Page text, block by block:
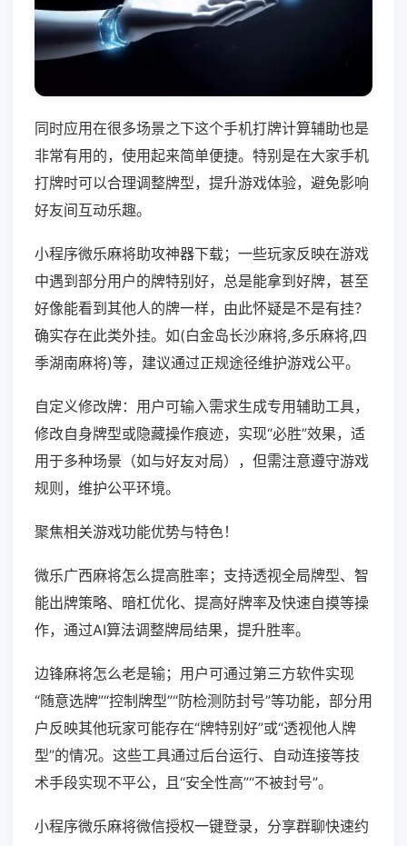
同时应用在很多场景之下这个手机打牌计算辅助也是
非常有用的，使用起来简单便捷。特别是在大家手机
打牌时可以合理调整牌型，提升游戏体验，避免影响
好友间互动乐趣。
小程序微乐麻将助攻神器下载；一些玩家反映在游戏
中遇到部分用户的牌特别好，总是能拿到好牌，甚至
好像能看到其他人的牌一样，由此怀疑是不是有挂？
确实存在此类外挂。如(白金岛长沙麻将,多乐麻将,四
季湖南麻将)等，建议通过正规途径维护游戏公平。
自定义修改牌：用户可输入需求生成专用辅助工具，
修改自身牌型或隐藏操作痕迹，实现“必胜”效果，适
用于多种场景（如与好友对局），但需注意遵守游戏
规则，维护公平环境。
聚焦相关游戏功能优势与特色！
微乐广西麻将怎么提高胜率；支持透视全局牌型、智
能出牌策略、暗杠优化、提高好牌率及快速自摸等操
作，通过AI算法调整牌局结果，提升胜率。
边锋麻将怎么老是输；用户可通过第三方软件实现
“随意选牌”“控制牌型”“防检测防封号”等功能，部分用
户反映其他玩家可能存在“牌特别好”或“透视他人牌
型”的情况。这些工具通过后台运行、自动连接等技
术手段实现不平公，且“安全性高”“不被封号”。
小程序微乐麻将微信授权一键登录，分享群聊快速约